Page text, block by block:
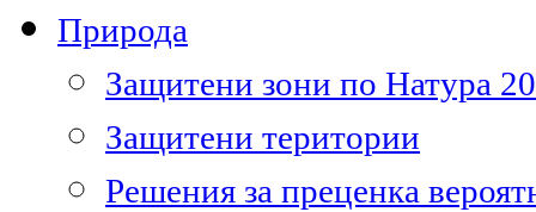
Природа
Защитени зони по Натура
Защитени територии
Решения за преценка